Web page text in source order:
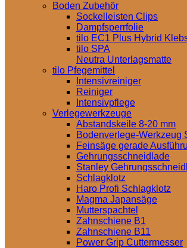
Boden Zubehör
Sockelleisten Clips
Dampfsperrfolie
tilo EC1 Plus Hybrid
tilo SPA
Neutra Unterlagsmatte
tilo Pfegemittel
Intensivreiniger
Reiniger
Intensivpflege
Verlegewerkzeuge
Abstandskeile 8-20 mm
Bodenverlege-Werkzeug
Feinsäge gerade
Gehrungsschneidlade
Stanley
Schlagklotz
Haro Profi Schlagklotz
Magma Japansäge
Mutterspachtel
Zahnschiene B1
Zahnschiene B11
Power Grip Cuttermesser